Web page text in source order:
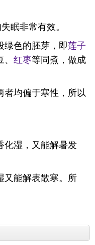
眠非常有效。
色的胚芽，即莲子
红枣等同煮，做成
均偏于寒性，所以
化湿，又能解暑发
又能解表散寒。所